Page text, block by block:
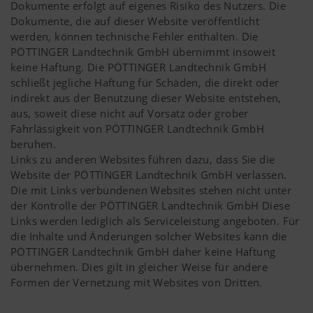
Cookie-
Einwilligung
Speichert , ob
das Banner zur
„Cookie-
Einwilligung“
akzeptiert
wurde.
6
Monate
Land (layer)
und
Sprache
(lang)
Speichert die
vom Nutzer
gewählte Land-
und
Sprachauswahl.
6
Monate
Analyse und Statistik
Wir möchten uns ständig hinsichtlich
Nutzerfreundlichkeit und Leistungsfähigkeit
unserer Website verbessern. Daher setzen wir
Analyse-Technologien (auch Cookies) ein,
welche anonym messen und auswerten, welche
Inhalte unserer Website genutzt werden und wie
häufig diese aufgerufen werden.
Zweck des
Cookies
Dauer
Google
Analytics
Analyse der
Benutzung der
6 Monate
Mehr Infos
Marketing
Dokumente erfolgt auf eigenes Risiko des Nutzers. Die
Dokumente, die auf dieser Website veröffentlicht
werden, können technische Fehler enthalten. Die
PÖTTINGER Landtechnik GmbH übernimmt insoweit
keine Haftung. Die PÖTTINGER Landtechnik GmbH
schließt jegliche Haftung für Schäden, die direkt oder
indirekt aus der Benutzung dieser Website entstehen,
aus, soweit diese nicht auf Vorsatz oder grober
Fahrlässigkeit von PÖTTINGER Landtechnik GmbH
beruhen.
Links zu anderen Websites führen dazu, dass Sie die
Website der PÖTTINGER Landtechnik GmbH verlassen.
Die mit Links verbundenen Websites stehen nicht unter
der Kontrolle der PÖTTINGER Landtechnik GmbH Diese
Links werden lediglich als Serviceleistung angeboten. Für
die Inhalte und Änderungen solcher Websites kann die
PÖTTINGER Landtechnik GmbH daher keine Haftung
übernehmen. Dies gilt in gleicher Weise für andere
Formen der Vernetzung mit Websites von Dritten.